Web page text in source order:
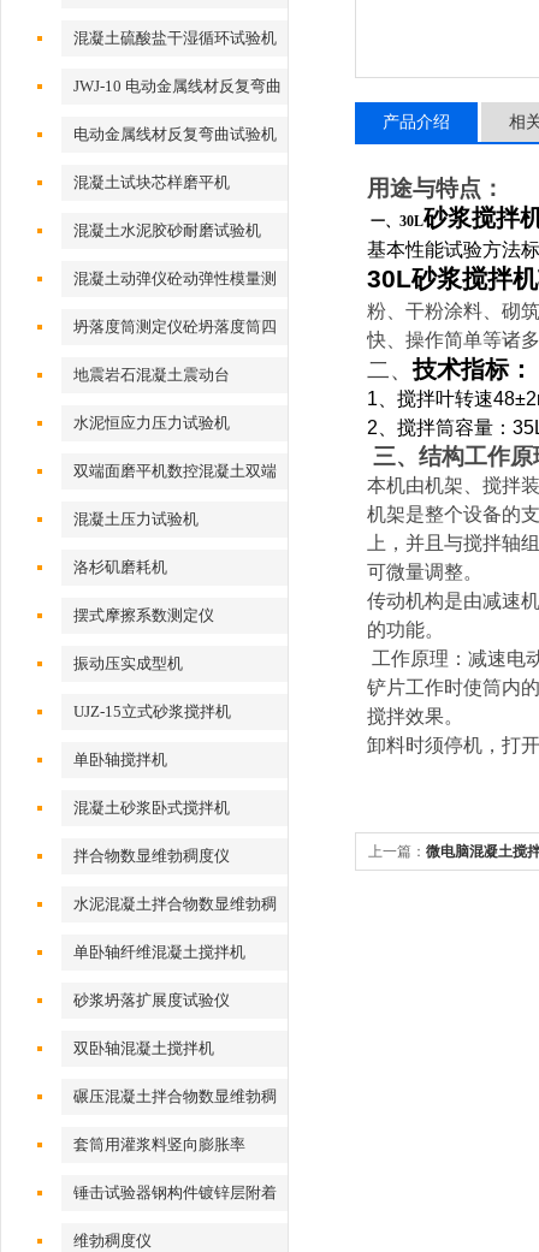
混凝土硫酸盐干湿循环试验机
JWJ-10 电动金属线材反复弯曲
试验机
电动金属线材反复弯曲试验机
混凝土试块芯样磨平机
混凝土水泥胶砂耐磨试验机
混凝土动弹仪砼动弹性模量测
定仪
坍落度筒测定仪砼坍落度筒四
件套
地震岩石混凝土震动台
水泥恒应力压力试验机
双端面磨平机数控混凝土双端
面磨平机
混凝土压力试验机
洛杉矶磨耗机
摆式摩擦系数测定仪
振动压实成型机
UJZ-15立式砂浆搅拌机
单卧轴搅拌机
混凝土砂浆卧式搅拌机
拌合物数显维勃稠度仪
水泥混凝土拌合物数显维勃稠
度仪
单卧轴纤维混凝土搅拌机
砂浆坍落扩展度试验仪
双卧轴混凝土搅拌机
碾压混凝土拌合物数显维勃稠
度仪
套筒用灌浆料竖向膨胀率
锤击试验器钢构件镀锌层附着
性能测定仪
维勃稠度仪
产品介绍 相
用途与特点：
一、30L砂浆搅拌
基本性能试验方法
30L砂浆搅拌机
粉、干粉涂料、砌
快、操作简单等诸
二、 技术指标：
1、搅拌叶转速
2、搅拌筒容量：
三、结构工作原
本机由机架、搅拌
机架是整个设备的
上，并且与搅拌轴
可微量调整。
传动机构是由减速
的功能。
工作原理：减速电
铲片工作时使筒内
搅拌效果。
卸料时须停机，打
上一篇： 微电脑混凝土搅